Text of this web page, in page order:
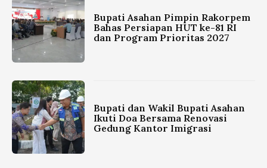
Bupati Asahan Pimpin Rakorpem
Bahas Persiapan HUT ke-81 RI
dan Program Prioritas 2027
Bupati dan Wakil Bupati Asahan
Ikuti Doa Bersama Renovasi
Gedung Kantor Imigrasi